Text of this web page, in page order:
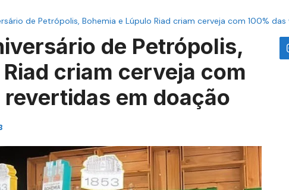
de Petrópolis, Bohemia e Lúpulo Riad criam cerveja com 100%
de Petrópolis,
criam cerveja com
em doação